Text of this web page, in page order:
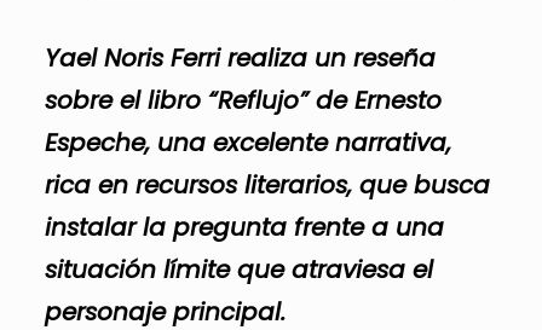
Yael Noris Ferri realiza un reseña
sobre el libro “Reflujo” de Ernesto
Espeche, una excelente narrativa,
rica en recursos literarios, que busca
instalar la pregunta frente a una
situación límite que atraviesa el
personaje principal.